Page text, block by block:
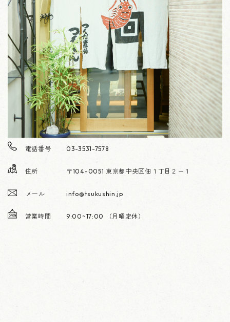
電話番号 03-3531-7578
住所 〒104-0051 東京都中央区佃１丁目２－１
メール info@tsukushin.jp
営業時間 9:00~17:00 （月曜定休）